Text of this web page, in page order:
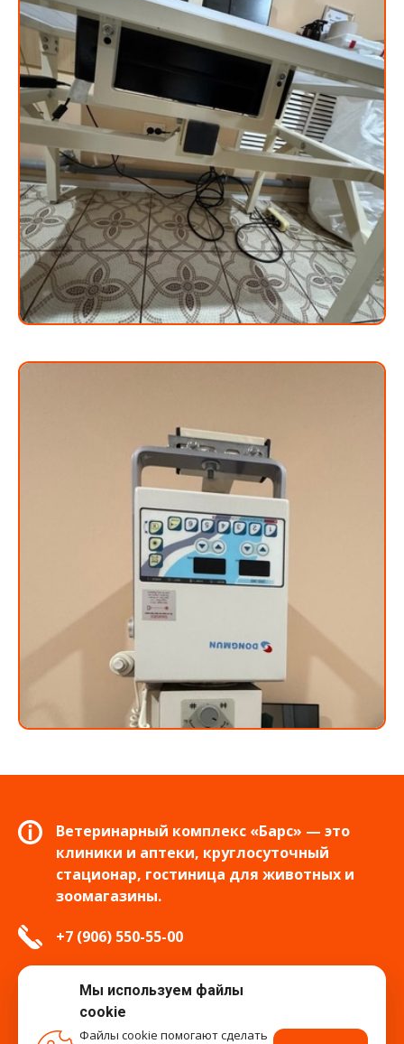
Ветеринарный комплекс «Барс» — это
клиники и аптеки, круглосуточный
стационар, гостиница для животных и
зоомагазины.
+7 (906) 550-55-00
info.tver@bars-vet.ru
Мы используем файлы
cookie
Файлы cookie помогают сделать